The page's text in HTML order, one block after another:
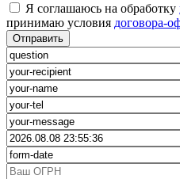
Я соглашаюсь на обработку
принимаю условия договора-